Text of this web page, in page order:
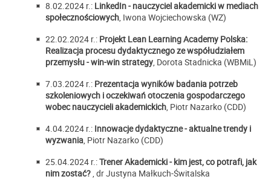
8.02.2024 r.: LinkedIn - nauczyciel akademicki w mediach
społecznościowych, Iwona Wojciechowska (WZ)
22.02.2024 r.: Projekt Lean Learning Academy Polska:
Realizacja procesu dydaktycznego ze współudziałem
przemysłu - win-win strategy, Dorota Stadnicka (WBMiL)
7.03.2024 r.: Prezentacja wyników badania potrzeb
szkoleniowych i oczekiwań otoczenia gospodarczego
wobec nauczycieli akademickich, Piotr Nazarko (CDD)
4.04.2024 r.: Innowacje dydaktyczne - aktualne trendy i
wyzwania, Piotr Nazarko (CDD)
25.04.2024 r.:Trener Akademicki - kim jest, co potrafi, jak
nim zostać?, dr Justyna Małkuch-Świtalska